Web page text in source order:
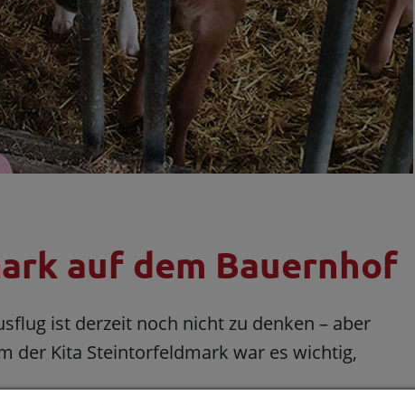
auf dem Bauernhof
ist derzeit noch nicht zu denken – aber
der Kita Steintorfeldmark war es wichtig,